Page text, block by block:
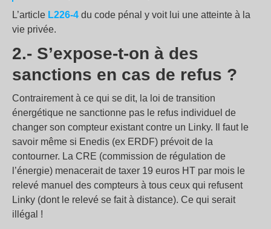
L’article L226-4 du code pénal y voit lui une atteinte à la
vie privée.
2.- S’expose-t-on à des
sanctions en cas de refus ?
Contrairement à ce qui se dit, la loi de transition
énergétique ne sanctionne pas le refus individuel de
changer son compteur existant contre un Linky. Il faut le
savoir même si Enedis (ex ERDF) prévoit de la
contourner. La CRE (commission de régulation de
l’énergie) menacerait de taxer 19 euros HT par mois le
relevé manuel des compteurs à tous ceux qui refusent
Linky (dont le relevé se fait à distance). Ce qui serait
illégal !